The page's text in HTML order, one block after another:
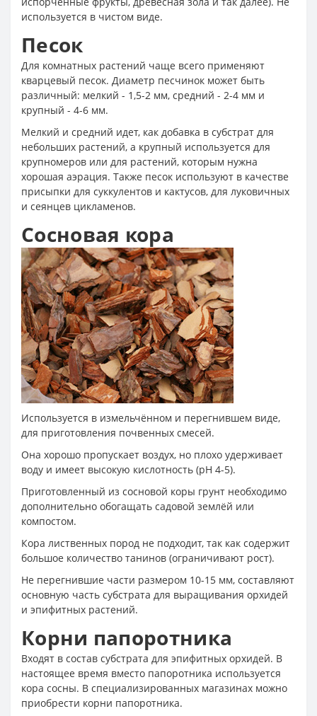
используется в чистом виде.
Песок
Для комнатных растений чаще всего применяют
кварцевый песок. Диаметр песчинок может быть
различный: мелкий - 1,5-2 мм, средний - 2-4 мм и
крупный - 4-6 мм.
Мелкий и средний идет, как добавка в субстрат для
небольших растений, а крупный используется для
крупномеров или для растений, которым нужна
хорошая аэрация. Также песок используют в качестве
присыпки для суккулентов и кактусов, для луковичных
и сеянцев цикламенов.
Сосновая кора
Используется в измельчённом и перегнившем виде,
для приготовления почвенных смесей.
Она хорошо пропускает воздух, но плохо удерживает
воду и имеет высокую кислотность (рН 4-5).
Приготовленный из сосновой коры грунт необходимо
дополнительно обогащать садовой землёй или
компостом.
Кора лиственных пород не подходит, так как содержит
большое количество танинов (ограничивают рост).
Не перегнившие части размером 10-15 мм, составляют
основную часть субстрата для выращивания орхидей
и эпифитных растений.
Корни папоротника
Входят в состав субстрата для эпифитных орхидей. В
настоящее время вместо папоротника используется
кора сосны. В специализированных магазинах можно
приобрести корни папоротника.